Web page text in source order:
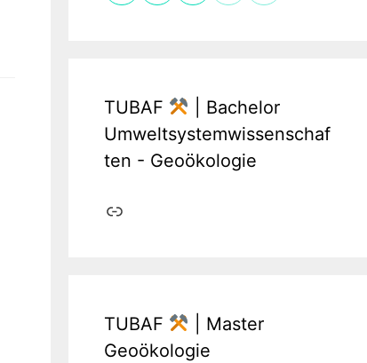
TUBAF
| Bachelor
Umweltsystemwissenschaf
ten - Geoökologie
Link
TUBAF
| Master
Geoökologie